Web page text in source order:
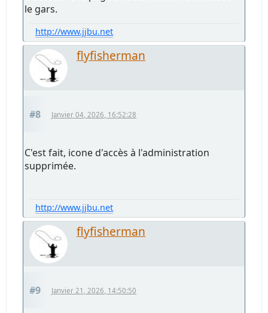
le gars.
http://www.jjbu.net
flyfisherman
#8 Janvier 04, 2026, 16:52:28
C'est fait, icone d'accès à l'administration
supprimée.
http://www.jjbu.net
flyfisherman
#9 Janvier 21, 2026, 14:50:50